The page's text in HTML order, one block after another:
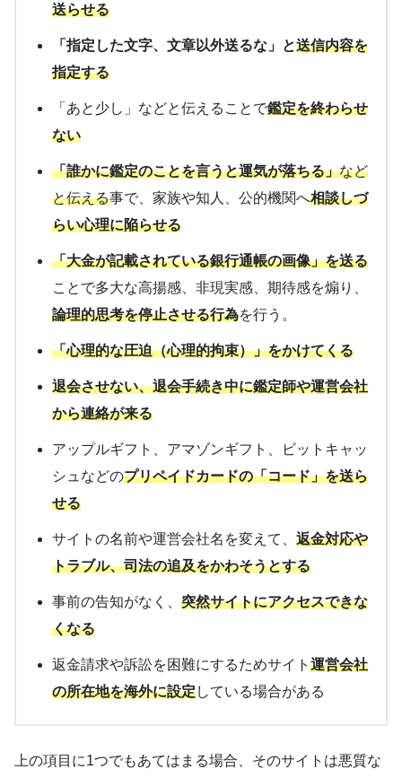
送らせる
「指定した文字、文章以外送るな」と送信内容を
指定する
「あと少し」などと伝えることで鑑定を終わらせ
ない
「誰かに鑑定のことを言うと運気が落ちる」など
と伝える事で、家族や知人、公的機関へ相談しづ
らい心理に陥らせる
「大金が記載されている銀行通帳の画像」を送る
ことで多大な高揚感、非現実感、期待感を煽り、
論理的思考を停止させる行為を行う。
「心理的な圧迫（心理的拘束）」をかけてくる
退会させない、退会手続き中に鑑定師や運営会社
から連絡が来る
アップルギフト、アマゾンギフト、ビットキャッ
シュなどのプリペイドカードの「コード」を送ら
せる
サイトの名前や運営会社名を変えて、 返金対応や
トラブル、司法の追及をかわそうとする
事前の告知がなく、 突然サイトにアクセスできな
くなる
返金請求や訴訟を困難にするためサイト 運営会社
の所在地を海外に設定している場合がある
上の項目に1つでもあてはまる場合、そのサイトは悪質な